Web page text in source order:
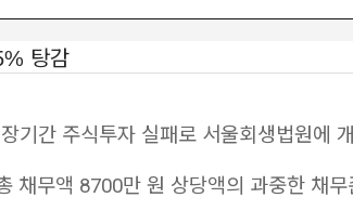
탕감
기간 주식투자 실패로 서울회생법원에
채무액 8700만 원 상당액의 과중한 채무